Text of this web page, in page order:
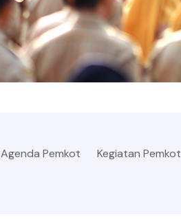
Agenda Pemkot
Kegiatan Pemkot